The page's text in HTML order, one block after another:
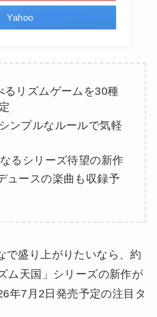
Yahoo
るリズムゲームを30種
ンプルなルールで気軽
るシリーズ待望の新作
ュースの楽曲も収録予
で盛り上がりたいなら、約
ム天国」シリーズの新作が
年7月2日発売予定の注目タ